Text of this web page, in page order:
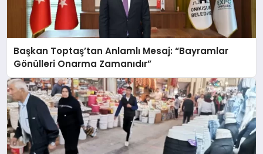
GÖKSUN
TÜRKOĞLU
PAZARCIK
KÜNYE
Başkan Toptaş’tan Anlamlı Mesaj: “Bayramlar
Gönülleri Onarma Zamanıdır”